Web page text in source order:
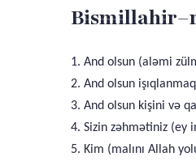
1. And olsun (aləmi
2. And olsun
3. And olsun kişini və
4. Sizin zəhmətiniz (ey
5. Kim (malını Allah